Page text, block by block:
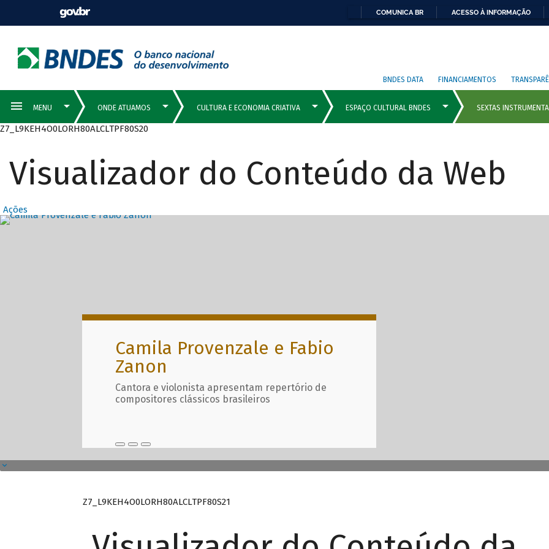
COMUNICA BR ACESSO À INFORMAÇÃO
BNDES DATA FINANCIAMENTOS
Z7_L9KEH4O0LORH80ALCLTPF80S20
Visualizador do Conteúdo da Web
Ações
Destaques Principais com
Camila Provenzale e Fabio
Zanon
Cantora e violonista apresentam repertório de
compositores clássicos brasileiros
Z7_L9KEH4O0LORH80ALCLTPF80S21